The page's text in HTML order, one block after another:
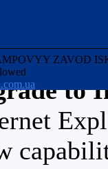
ZAVOD
to